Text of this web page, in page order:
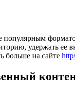
популярным
удержать
больше на сайте